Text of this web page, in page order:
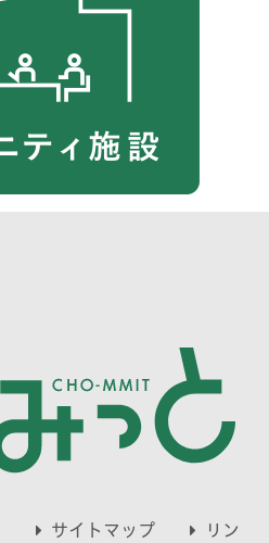
サイトマップ リン